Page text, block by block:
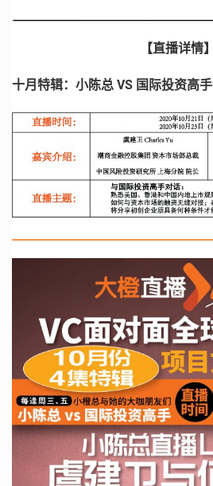
【直播详情】
十月特辑：小陈总 VS 国际投资高手